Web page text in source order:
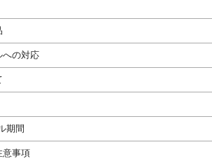
への対応
期間
意事項